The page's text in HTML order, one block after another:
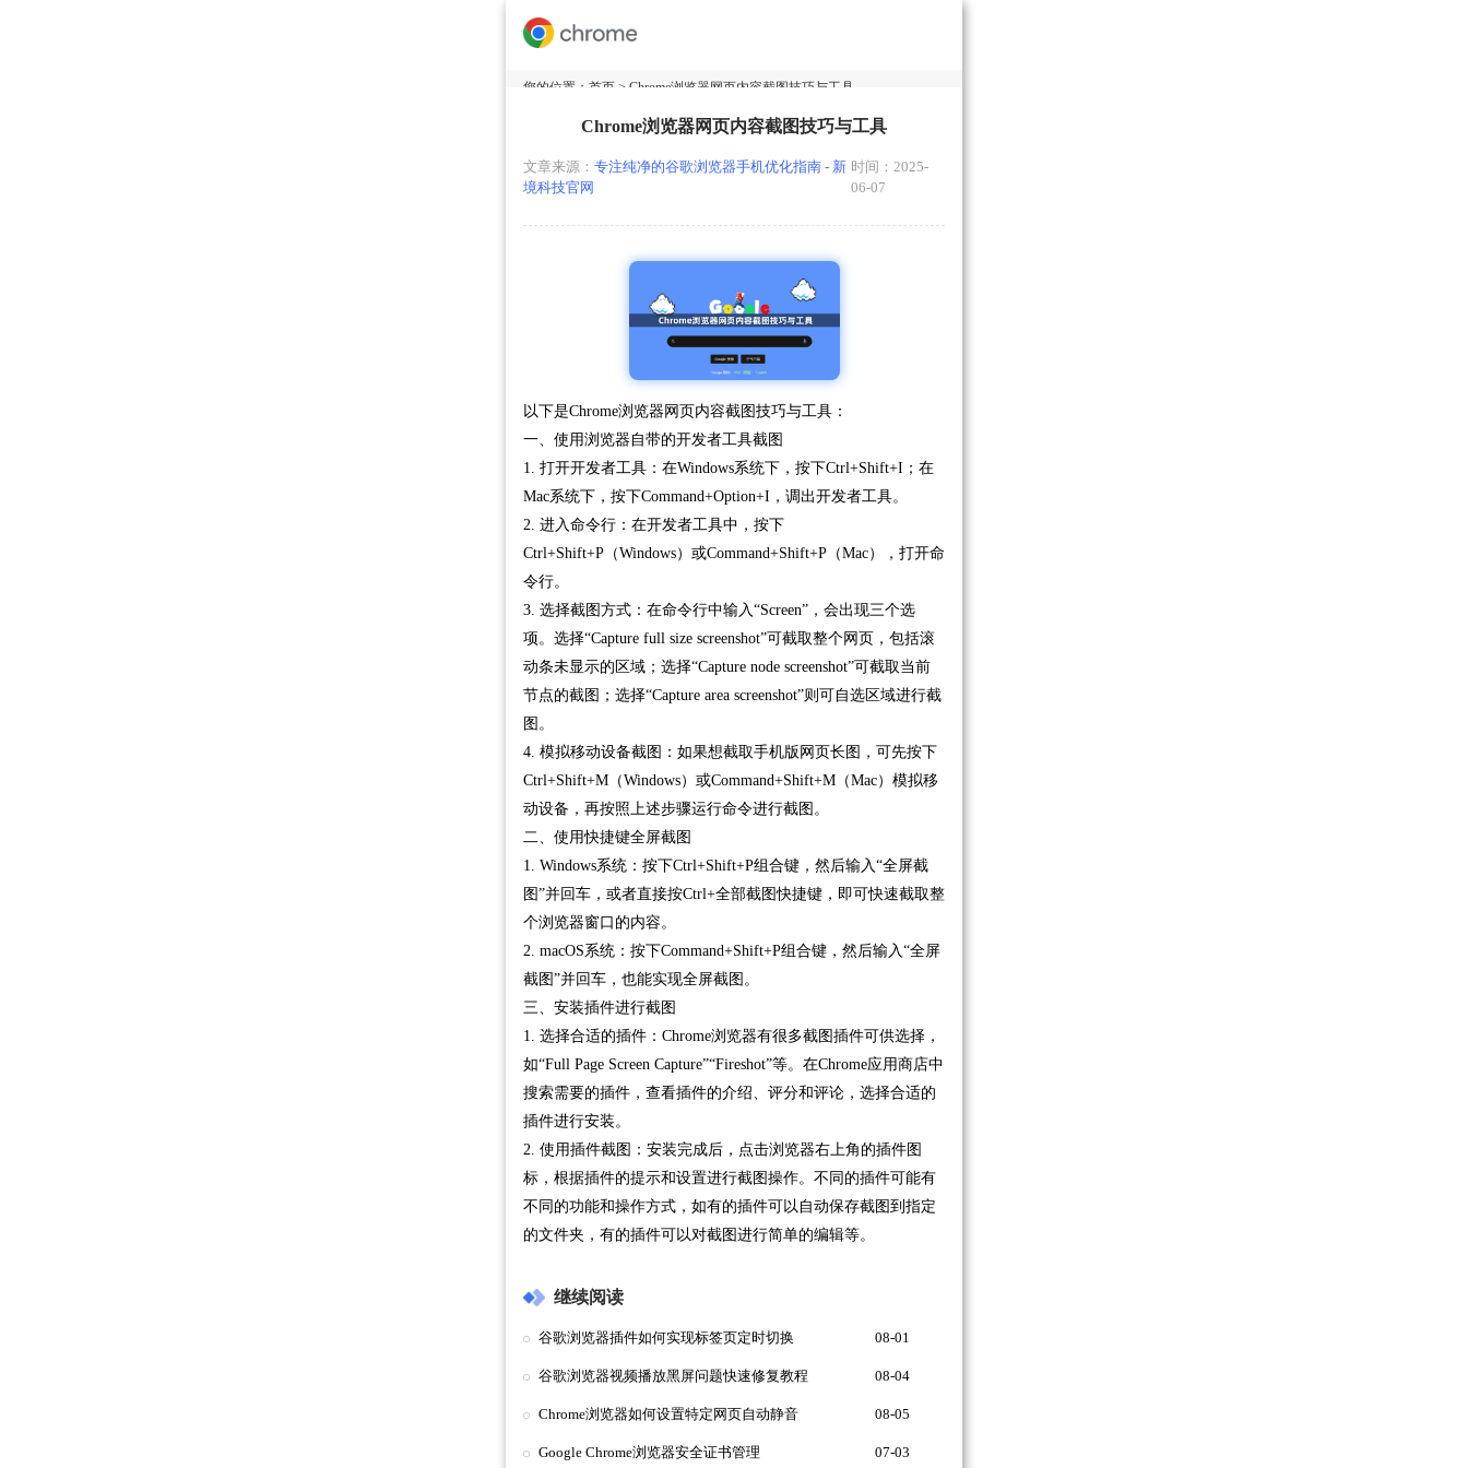
您的位置： 首页 > Chrome浏览器网页内容截图技巧与工具
Chrome浏览器网页内容截图技巧与工具
文章来源： 专注纯净的谷歌浏览器手机优化指南 - 新
境科技官网
时间：2025-
06-07
以下是Chrome浏览器网页内容截图技巧与工具：
一、使用浏览器自带的开发者工具截图
1. 打开开发者工具：在Windows系统下，按下Ctrl+Shift+I；在
Mac系统下，按下Command+Option+I，调出开发者工具。
2. 进入命令行：在开发者工具中，按下
Ctrl+Shift+P（Windows）或Command+Shift+P（Mac），打开命
令行。
3. 选择截图方式：在命令行中输入“Screen”，会出现三个选
项。选择“Capture full size screenshot”可截取整个网页，包括滚
动条未显示的区域；选择“Capture node screenshot”可截取当前
节点的截图；选择“Capture area screenshot”则可自选区域进行截
图。
4. 模拟移动设备截图：如果想截取手机版网页长图，可先按下
Ctrl+Shift+M（Windows）或Command+Shift+M（Mac）模拟移
动设备，再按照上述步骤运行命令进行截图。
二、使用快捷键全屏截图
1. Windows系统：按下Ctrl+Shift+P组合键，然后输入“全屏截
图”并回车，或者直接按Ctrl+全部截图快捷键，即可快速截取整
个浏览器窗口的内容。
2. macOS系统：按下Command+Shift+P组合键，然后输入“全屏
截图”并回车，也能实现全屏截图。
三、安装插件进行截图
1. 选择合适的插件：Chrome浏览器有很多截图插件可供选择，
如“Full Page Screen Capture”“Fireshot”等。在Chrome应用商店中
搜索需要的插件，查看插件的介绍、评分和评论，选择合适的
插件进行安装。
2. 使用插件截图：安装完成后，点击浏览器右上角的插件图
标，根据插件的提示和设置进行截图操作。不同的插件可能有
不同的功能和操作方式，如有的插件可以自动保存截图到指定
的文件夹，有的插件可以对截图进行简单的编辑等。
继续阅读
谷歌浏览器插件如何实现标签页定时切换 08-01
谷歌浏览器视频播放黑屏问题快速修复教程 08-04
Chrome浏览器如何设置特定网页自动静音 08-05
Google Chrome浏览器安全证书管理 07-03